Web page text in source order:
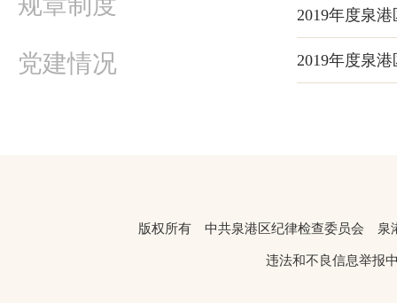
党建情况
2019年度泉
2019年度泉
版权所有 中共泉港区纪律检查委员会
违法和不良信息举报